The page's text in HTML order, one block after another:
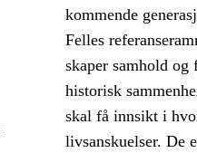
kommende
Felles
skaper samhold
historisk
skal få innsikt i
livsanskuelser. De